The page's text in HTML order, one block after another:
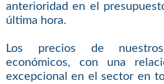
anterioridad en el
última hora.
Los precios de
económicos, con una
excepcional en el sector en